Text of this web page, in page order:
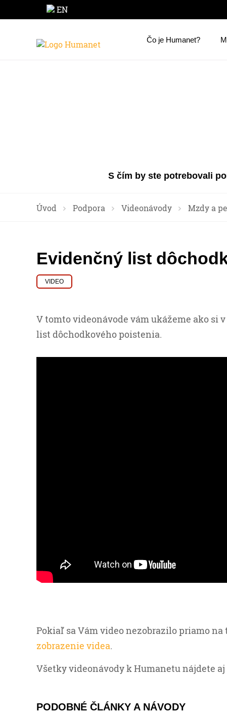
EN
Čo je Humanet?
S čím by ste potrebovali
Úvod Podpora Videonávody Mzdy a
Evidenčný list
VIDEO
V tomto videonávode vám ukážeme ako si
list dôchodkového poistenia.
Pokiaľ sa Vám video nezobrazilo priamo na
zobrazenie videa.
Všetky videonávody k Humanetu nájdete aj
PODOBNÉ ČLÁNKY A NÁVODY